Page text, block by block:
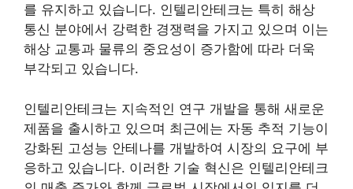
를 유지하고 있습니다. 인텔리안테크는 특히 해상
통신 분야에서 강력한 경쟁력을 가지고 있으며 이는
해상 교통과 물류의 중요성이 증가함에 따라 더욱
부각되고 있습니다.
인텔리안테크는 지속적인 연구 개발을 통해 새로운
제품을 출시하고 있으며 최근에는 자동 추적 기능이
강화된 고성능 안테나를 개발하여 시장의 요구에 부
응하고 있습니다. 이러한 기술 혁신은 인텔리안테크